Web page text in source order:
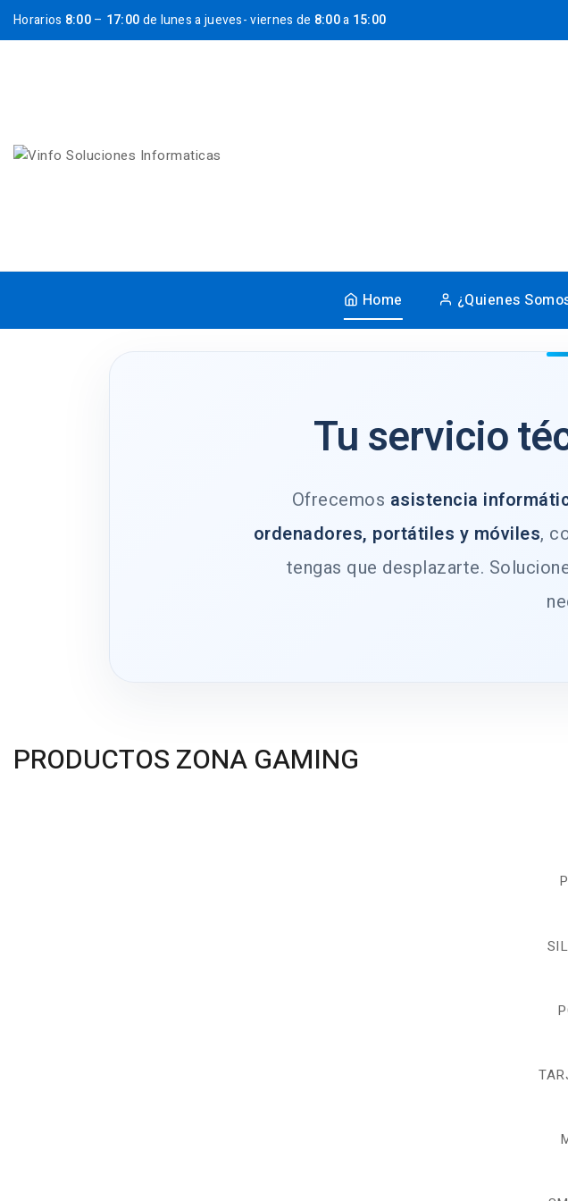
Horarios 8:00– 17:00de lunes a jueves- viernes de 8:00a 15:00
Home ¿Quienes
Tu servicio
Ofrecemos asistencia
ordenadores, portátiles y móviles,
tengas que desplazarte.
PRODUCTOS ZONA GAMING